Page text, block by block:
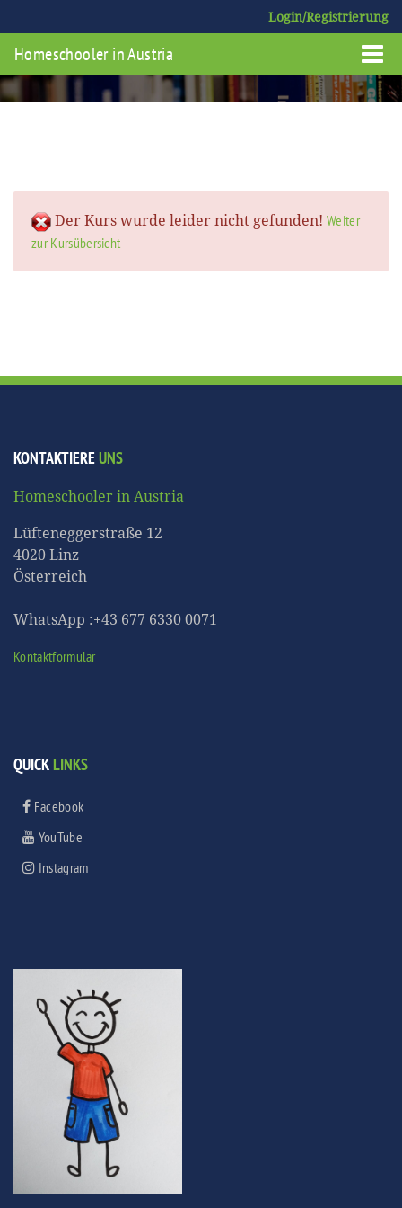
Login/Registrierung
Homeschooler in Austria
Der Kurs wurde leider nicht gefunden! Weiter
zur Kursübersicht
KONTAKTIEREUNS
Homeschooler in Austria
Lüfteneggerstraße 12
4020 Linz
Österreich
WhatsApp :+43 677 6330 0071
Kontaktformular
QUICKLINKS
Facebook
YouTube
Instagram